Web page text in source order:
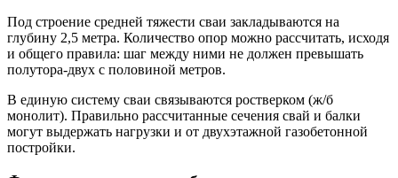
Под строение средней тяжести сваи закладываются на
глубину 2,5 метра. Количество опор можно рассчитать, исходя
и общего правила: шаг между ними не должен превышать
полутора-двух с половиной метров.
В единую систему сваи связываются ростверком (ж/б
монолит). Правильно рассчитанные сечения свай и балки
могут выдержать нагрузки и от двухэтажной газобетонной
постройки.